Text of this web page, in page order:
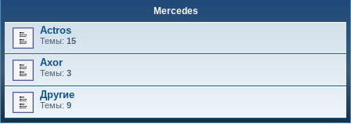
Mercedes
Actros
Темы: 15
Axor
Темы: 3
Другие
Темы: 9